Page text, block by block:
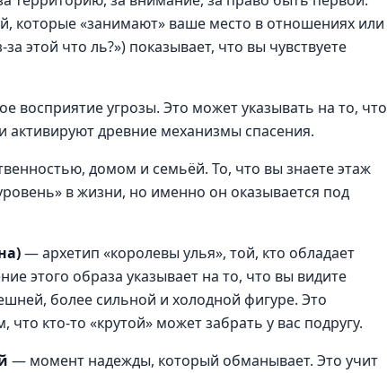
которые «занимают» ваше место в отношениях или
этой что ль?») показывает, что вы чувствуете
восприятие угрозы. Это может указывать на то, что
активируют древние механизмы спасения.
домом и семьёй. То, что вы знаете этаж
в жизни, но именно он оказывается под
— архетип «королевы улья», той, кто обладает
этого образа указывает на то, что вы видите
более сильной и холодной фигуре. Это
кто-то «крутой» может забрать у вас подругу.
— момент надежды, который обманывает. Это учит